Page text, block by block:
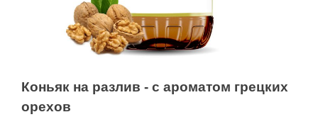
Коньяк на разлив - с ароматом грецких
орехов